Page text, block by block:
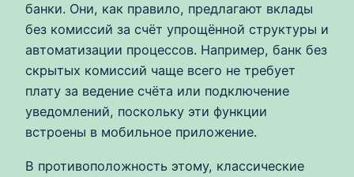
банки. Они, как правило, предлагают вклады
без комиссий за счёт упрощённой структуры и
автоматизации процессов. Например, банк без
скрытых комиссий чаще всего не требует
плату за ведение счёта или подключение
уведомлений, поскольку эти функции
встроены в мобильное приложение.
В противоположность этому, классические